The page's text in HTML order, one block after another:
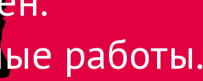
работы.